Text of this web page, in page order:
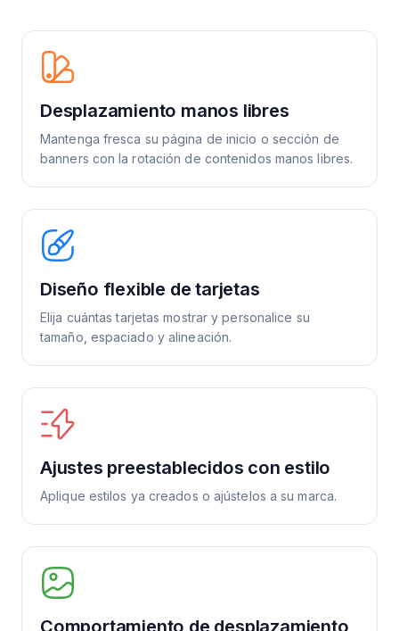
Desplazamiento manos libres
Mantenga fresca su página de inicio o sección de
banners con la rotación de contenidos manos libres.
Diseño flexible de tarjetas
Elija cuántas tarjetas mostrar y personalice su
tamaño, espaciado y alineación.
Ajustes preestablecidos con estilo
Aplique estilos ya creados o ajústelos a su marca.